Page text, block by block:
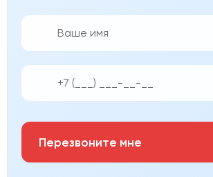
Перезвоните мне